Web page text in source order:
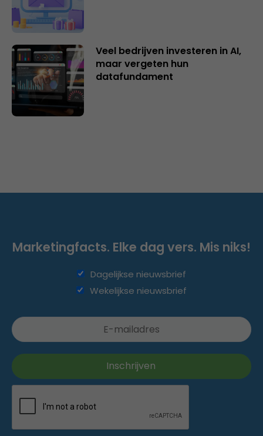
Veel bedrijven investeren in AI,
maar vergeten hun
datafundament
Marketingfacts. Elke dag vers. Mis niks!
Dagelijkse nieuwsbrief
Wekelijkse nieuwsbrief